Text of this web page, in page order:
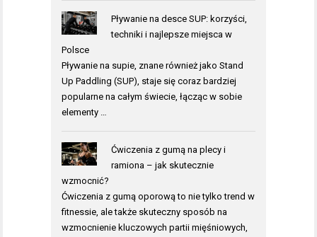
Pływanie na desce SUP: korzyści,
techniki i najlepsze miejsca w
Polsce
Pływanie na supie, znane również jako Stand
Up Paddling (SUP), staje się coraz bardziej
popularne na całym świecie, łącząc w sobie
elementy …
Ćwiczenia z gumą na plecy i
ramiona – jak skutecznie
wzmocnić?
Ćwiczenia z gumą oporową to nie tylko trend w
fitnessie, ale także skuteczny sposób na
wzmocnienie kluczowych partii mięśniowych,